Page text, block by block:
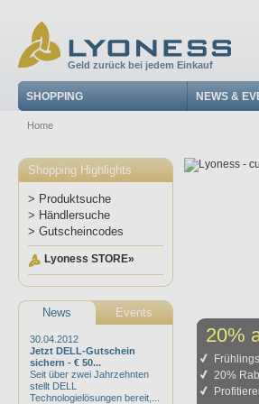
Geld zurück bei jedem Einkauf
SHOPPING NEWS &
Home
Shopping Highlights
> Produktsuche
> Händlersuche
> Gutscheincodes
Lyoness STORE»
News Events
30.04.2012
Jetzt DELL-Gutschein
sichern - € 50...
Seit über zwei Jahrzehnten
stellt DELL
Technologielösungen bereit,...
20%
20%